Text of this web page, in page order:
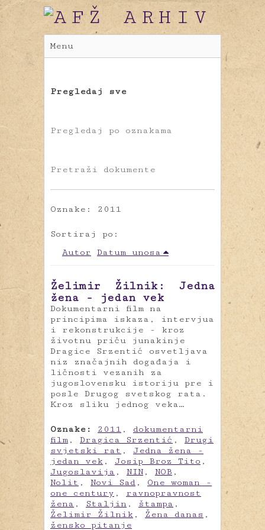
Menu
Pregledaj sve
Pregledaj po oznakama
Pretraži dokumente
Oznake: 2011
Sortiraj po:
Autor
Datum unosa
Želimir Žilnik: Jedna
žena - jedan vek
Dokumentarni film na
principima iskaza, intervjua
i rekonstrukcije - kroz
životnu priču junakinje
Dragice Srzentić osvetljava
niz značajnih događaja i
ličnosti vezanih za
jugoslovensku istoriju pre i
posle Drugog svetskog rata.
Kroz sliku jednog veka…
Oznake: 2011 , dokumentarni
film , Dragica Srzentić , Drugi
svjetski rat , Jedna žena -
jedan vek , Josip Broz Tito ,
Jugoslavija , NIN , NOB ,
Nolit , Novi Sad , One woman -
one century , ravnopravnost
žena , Staljin , štampa ,
Želimir Žilnik , Žena danas ,
žensko pitanje